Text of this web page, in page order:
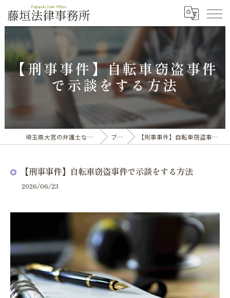
【刑事事件】自転車窃盗事件
で示談をする方法
埼玉県大宮の弁護士なら藤垣法律事務所 ブログ 【刑事事件】自転車窃盗事件で示談をする方法
【刑事事件】自転車窃盗事件で示談をする方法
2026/06/23